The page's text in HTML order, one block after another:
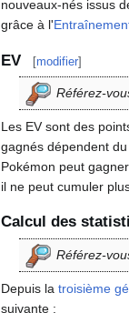
nouveaux-nés issus
grâce à l'
EV [modifier]
Référez-
Les EV sont des
gagnés dépendent
Pokémon peut
il ne peut cumuler
Calcul des
Référez-
Depuis la troisième
suivante :